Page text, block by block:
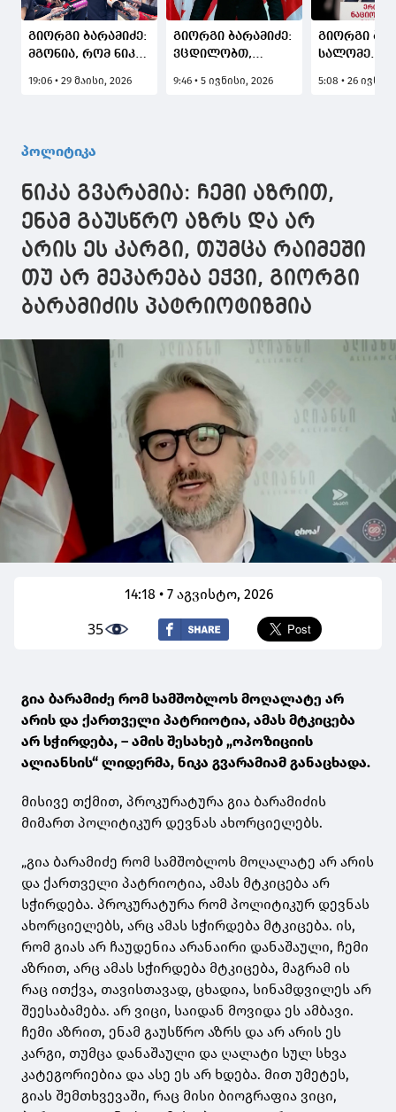
გიორგი ბარამიძე:
მგონია, რომ ნიკა
შეცდომაშია
19:06 • 29 მაისი, 2026
გიორგი ბარამიძე:
ვცდილობთ,
რომლისთვისაც
ძალასთან
კინკლაობა და
დაპირისპირება
9:46 • 5 ივნისი, 2026
გიორგი
სალომე
საერთოდ
5:08 • 26
პოლიტიკა
ნიკა გვარამია: ჩემი აზრით,
ენამ გაუსწრო აზრს და არ
არის ეს კარგი, თუმცა რაიმეში
თუ არ მეპარება ეჭვი, გიორგი
ბარამიძის პატრიოტიზმია
14:18 • 7 აგვისტო, 2026
35
გია ბარამიძე რომ სამშობლოს მოღალატე არ
არის და ქართველი პატრიოტია, ამას მტკიცება
არ სჭირდება, – ამის შესახებ „ოპოზიციის
ალიანსის“ ლიდერმა, ნიკა გვარამიამ განაცხადა.
მისივე თქმით, პროკურატურა გია ბარამიძის
მიმართ პოლიტიკურ დევნას ახორციელებს.
„გია ბარამიძე რომ სამშობლოს მოღალატე არ არის
და ქართველი პატრიოტია, ამას მტკიცება არ
სჭირდება. პროკურატურა რომ პოლიტიკურ დევნას
ახორციელებს, არც ამას სჭირდება მტკიცება. ის,
რომ გიას არ ჩაუდენია არანაირი დანაშაული, ჩემი
აზრით, არც ამას სჭირდება მტკიცება, მაგრამ ის
რაც ითქვა, თავისთავად, ცხადია, სინამდვილეს არ
შეესაბამება. არ ვიცი, საიდან მოვიდა ეს ამბავი.
ჩემი აზრით, ენამ გაუსწრო აზრს და არ არის ეს
კარგი, თუმცა დანაშაული და ღალატი სულ სხვა
კატეგორიებია და ასე ეს არ ხდება. მით უმეტეს,
გიას შემთხვევაში, რაც მისი ბიოგრაფია ვიცი,